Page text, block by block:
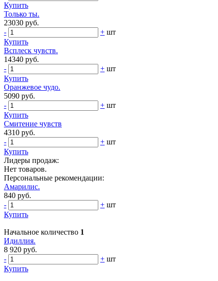
Купить
Только ты.
23030 руб.
-
+ шт
Купить
Всплеск чувств.
14340 руб.
-
+ шт
Купить
Оранжевое чудо.
5090 руб.
-
+ шт
Купить
Смитение чувств
4310 руб.
-
+ шт
Купить
Лидеры продаж:
Нет товаров.
Персональные рекомендации:
Амарилис.
840 руб.
-
+ шт
Купить
Начальное количество 1
Идиллия.
8 920 руб.
-
+ шт
Купить